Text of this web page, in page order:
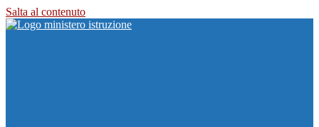
Salta al contenuto